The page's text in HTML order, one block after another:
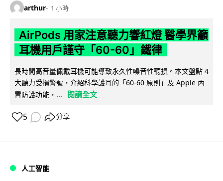
arthur 1 小時
AirPods 用家注意聽力響紅燈 醫學界籲
耳機用戶謹守「60-60」鐵律
長時間高音量佩戴耳機可能導致永久性噪音性聽損。本文盤點 4
大聽力受損警號，介紹科學護耳的「60-60 原則」及 Apple 內
置防護功能，...
閱讀全文
5 分享
人工智能